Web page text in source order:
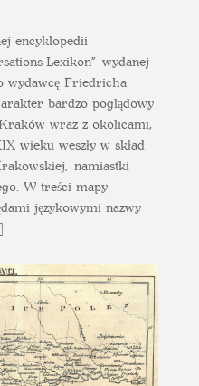
encyklopedii
Lexikon” wydanej
wydawcę Friedricha
bardzo poglądowy
wraz z okolicami,
wieku weszły w skład
namiastki
W treści mapy
językowymi nazwy